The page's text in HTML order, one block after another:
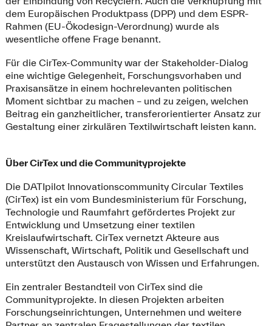
dem Europäischen Produktpass (DPP) und dem ESPR-
Rahmen (EU-Ökodesign-Verordnung) wurde als
wesentliche offene Frage benannt.
Für die CirTex-Community war der Stakeholder-Dialog
eine wichtige Gelegenheit, Forschungsvorhaben und
Praxisansätze in einem hochrelevanten politischen
Moment sichtbar zu machen – und zu zeigen, welchen
Beitrag ein ganzheitlicher, transferorientierter Ansatz zur
Gestaltung einer zirkulären Textilwirtschaft leisten kann.
Über CirTex und die Communityprojekte
Die DATIpilot Innovationscommunity Circular Textiles
(CirTex) ist ein vom Bundesministerium für Forschung,
Technologie und Raumfahrt gefördertes Projekt zur
Entwicklung und Umsetzung einer textilen
Kreislaufwirtschaft. CirTex vernetzt Akteure aus
Wissenschaft, Wirtschaft, Politik und Gesellschaft und
unterstützt den Austausch von Wissen und Erfahrungen.
Ein zentraler Bestandteil von CirTex sind die
Communityprojekte. In diesen Projekten arbeiten
Forschungseinrichtungen, Unternehmen und weitere